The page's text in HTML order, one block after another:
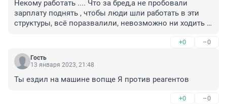
Некому работать .... Что за бред,а не пробовали
зарплату поднять , чтобы люди шли работать в эти
структуры, всё поразвалили, невозможно ни ходить
сегодня просто трындец какой-то был,опять город
завалило,дороги,дороги...а как же тротуарная часть
города? Отвалы снега на пол тротуара,и мы ходим по
Рабочего штаба такая же беда.
+0 –0
Гость
13 января 2023, 21:48
Ты ездил на машине вопще Я против реагентов
+0 –0